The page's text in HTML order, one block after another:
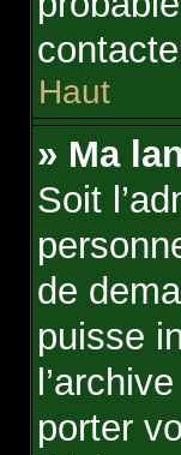
Haut
» Ma
Soit
de
puisse
porter